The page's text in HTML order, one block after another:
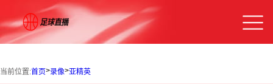
当前位置:首页>录像>亚精英